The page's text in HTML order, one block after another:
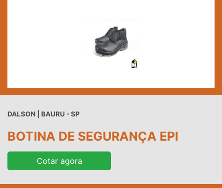
DALSON | BAURU - SP
BOTINA DE SEGURANÇA EPI
Cotar agora